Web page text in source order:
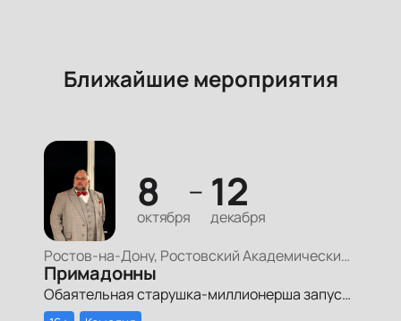
Ближайшие мероприятия
8
октября
— 12
декабря
Ростов-на-Дону, Ростовский Академический Театр Драмы, Большая сцена
Примадонны
Обаятельная старушка-миллионерша запускает грандиозный поиск своих долгопотерянных племянниц, чтобы открыть им двери в мир богатства и оставить в наследство свои миллионы.